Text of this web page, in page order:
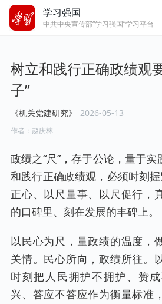
学习强国
中共中央宣传部“学习强国”学习平台
树立和践行正确政绩观
子”
《机关党建研究》 2026-05-13
作者： 赵庆林
政绩之“尺”，存于公论，量于
和践行正确政绩观，必须时刻握
正心、以尺量事、以尺促行，
的口碑里、刻在发展的丰碑上。
以民心为尺，量政绩的温度，
关情。民心所向，政绩所往。
时刻把人民拥护不拥护、赞
兴、答应不答应作为衡量标准